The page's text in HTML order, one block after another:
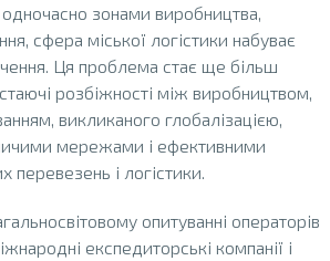
одночасно зонами виробництва,
сфера міської логістики набуває
Ця проблема стає ще більш
розбіжності між виробництвом,
викликаного глобалізацією,
мережами і ефективними
перевезень і логістики.
опитуванні операторів
експедиторські компанії і